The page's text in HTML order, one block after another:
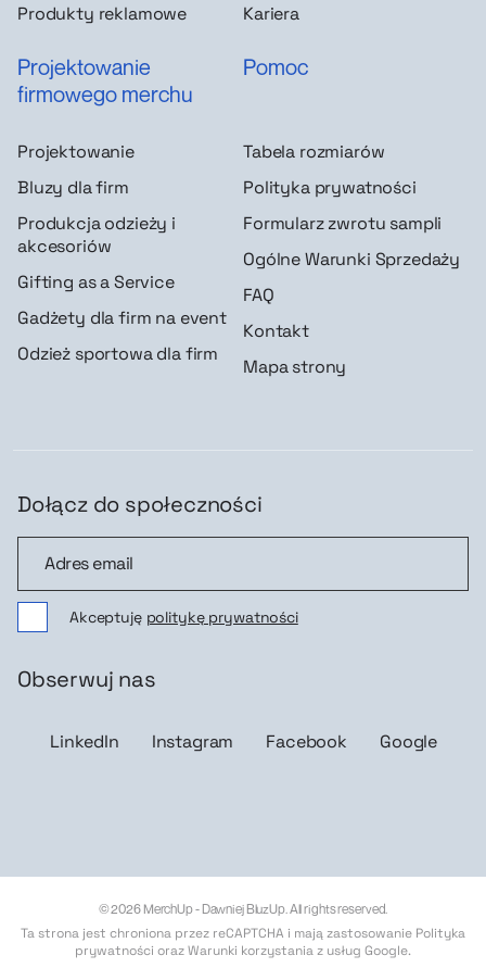
Produkty reklamowe
Kariera
Projektowanie
firmowego merchu
Projektowanie
Bluzy dla firm
Produkcja odzieży i
akcesoriów
Gifting as a Service
Gadżety dla firm na event
Odzież sportowa dla firm
Pomoc
Tabela rozmiarów
Polityka prywatności
Formularz zwrotu sampli
Ogólne Warunki Sprzedaży
FAQ
Kontakt
Mapa strony
Dołącz do społeczności
Akceptuję politykę prywatności
Obserwuj nas
LinkedIn Instagram Facebook Google
© 2026 MerchUp - Dawniej BluzUp. All rights reserved.
Ta strona jest chroniona przez reCAPTCHA i mają zastosowanie Polityka
prywatności orazWarunki korzystania z usług Google.